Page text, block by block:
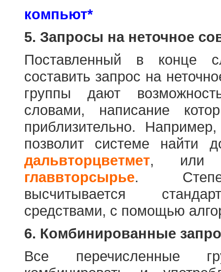
компьют*
5. Запросы на неточное
Поставленный в конце
составить запрос на
группы дают
словами, написание
приблизительно.
позволит системе найти
дальвторцветмет,
главвторсырье.
высчитывается
средствами, с помощью
6. Комбинированные
Все перечисленные